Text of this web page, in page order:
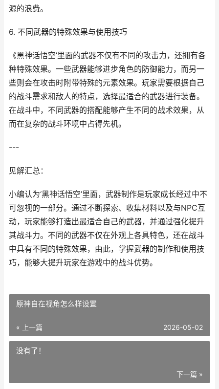
源的浪费。
6. 不同武器的特殊效果与使用技巧
《黑神话悟空’里面的武器不仅有不同的攻击力，还拥有各
种特殊效果。一些武器能够进步角色的防御能力，而另一
些则会在攻击时附带特殊的元素效果。玩家需要根据自己
的战斗需求和敌人的特点，选择最适合的武器进行装备。
在战斗中，不同武器的搭配能够产生不同的战术效果，从
而在复杂的战斗环境中占得先机。
---
见解汇总：
小编认为‘黑神话悟空’里面，武器制作是玩家成长经过中不
可忽视的一部分。通过不断探索、收集材料以及与NPC互
动，玩家能够打造出最适合自己的武器，并通过强化提升
其战斗力。不同的武器不仅在外观上各具特色，还在战斗
中具有不同的特殊效果，由此，掌握武器的制作和使用技
巧，能够大提升玩家在游戏中的战斗优势。
原神自在视角怎么样设置
« 上一篇 2026-05-02
没有了！
下一篇 »